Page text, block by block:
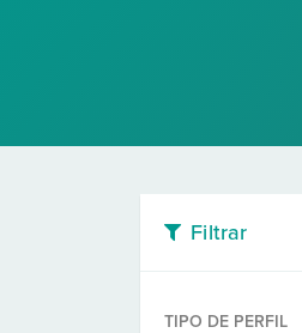
Filtrar
TIPO DE PERFIL